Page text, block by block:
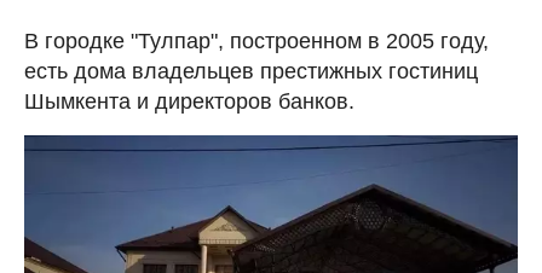
В городке "Тулпар", построенном в 2005 году,
есть дома владельцев престижных гостиниц
Шымкента и директоров банков.